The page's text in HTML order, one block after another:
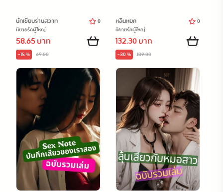
นักเขียนร่านสวาท 0
นิยายรักผู้ใหญ่
58.65 บาท
-15 % 69.00
หลินหยก 0
นิยายรักผู้ใหญ่
132.30 บาท
-30 % 189.00